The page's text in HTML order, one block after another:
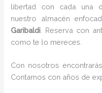
libertad con cada una
nuestro almacén
Garibaldi . Reserva con
como te lo mereces.
Con nosotros
Contamos con años de